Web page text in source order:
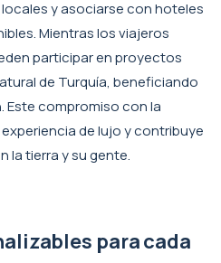
y asociarse con hoteles
Mientras los viajeros
participar en proyectos
de Turquía, beneficiando
Este compromiso con la
de lujo y contribuye
la tierra y su gente.
para cada